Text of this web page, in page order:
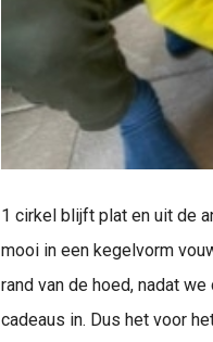
1 cirkel blijft plat en uit de
mooi in een kegelvorm
rand van de hoed, nadat
cadeaus in. Dus het voor